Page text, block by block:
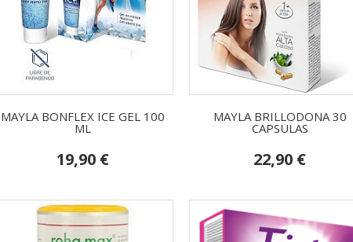
MAYLA BONFLEX ICE GEL 100
ML
19,90 €
MAYLA BRILLODONA 30
CAPSULAS
22,90 €